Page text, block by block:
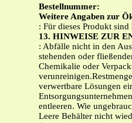
Bestellnummer:
Weitere Angaben zur
: Für dieses Produkt
13. HINWEISE ZUR
: Abfälle nicht in den
stehenden oder
Chemikalie oder
verwertbare Lösungen
entleeren. Wie
Leere Behälter nicht